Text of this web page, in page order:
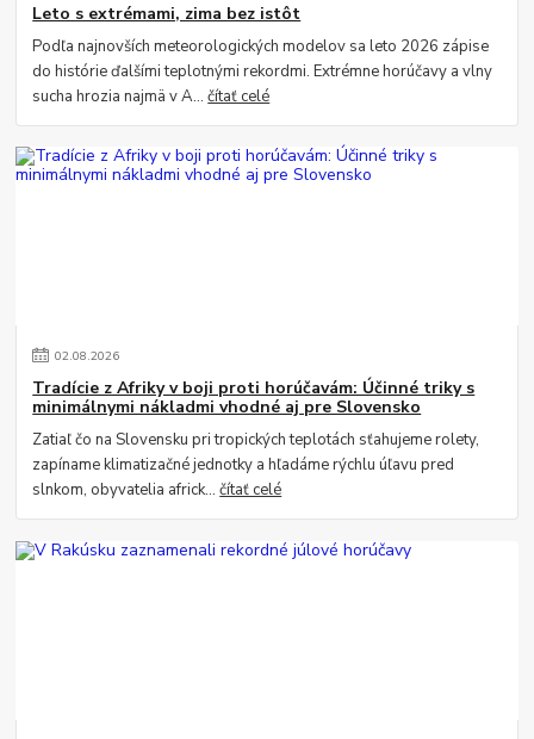
Leto s extrémami, zima bez istôt
Podľa najnovších meteorologických modelov sa leto 2026 zápise
do histórie ďalšími teplotnými rekordmi. Extrémne horúčavy a vlny
sucha hrozia najmä v A...čítať celé
02.08.2026
Tradície z Afriky v boji proti horúčavám: Účinné triky s
minimálnymi nákladmi vhodné aj pre Slovensko
Zatiaľ čo na Slovensku pri tropických teplotách sťahujeme rolety,
zapíname klimatizačné jednotky a hľadáme rýchlu úľavu pred
slnkom, obyvatelia africk...čítať celé